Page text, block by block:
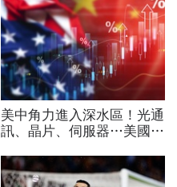
美中角力進入深水區！光通
訊、晶片、伺服器…美國制
「這類人」處境危險又困難